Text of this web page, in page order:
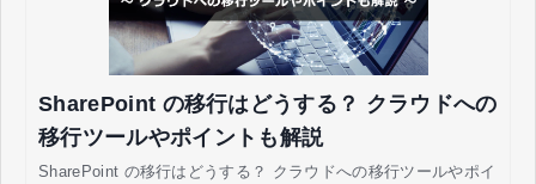
SharePoint の移行はどうする？ クラウドへの
移行ツールやポイントも解説
SharePoint の移行はどうする？ クラウドへの移行ツールやポイ